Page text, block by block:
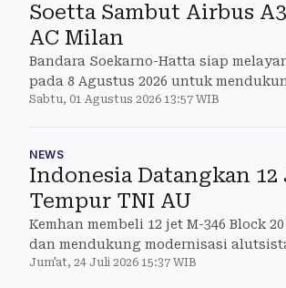
Soetta Sambut Airbus
AC Milan
Bandara Soekarno-Hatta siap
pada 8 Agustus 2026 untuk
Sabtu, 01 Agustus 2026 13:57 WIB
NEWS
Indonesia Datangkan
Tempur TNI AU
Kemhan membeli 12 jet M-346 Block
dan mendukung modernisasi
Jum'at, 24 Juli 2026 15:37 WIB